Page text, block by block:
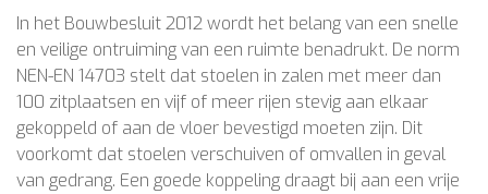
In het Bouwbesluit 2012 wordt het belang van een snelle
en veilige ontruiming van een ruimte benadrukt. De norm
NEN-EN 14703 stelt dat stoelen in zalen met meer dan
100 zitplaatsen en vijf of meer rijen stevig aan elkaar
gekoppeld of aan de vloer bevestigd moeten zijn. Dit
voorkomt dat stoelen verschuiven of omvallen in geval
van gedrang. Een goede koppeling draagt bij aan een vrije